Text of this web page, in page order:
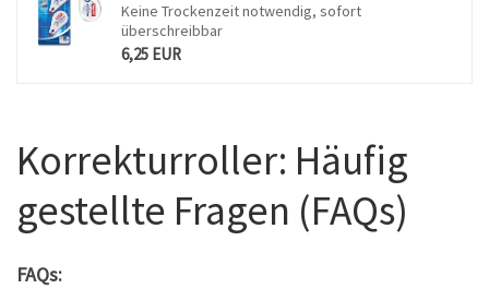
Keine Trockenzeit notwendig, sofort
überschreibbar
6,25 EUR
Korrekturroller: Häufig
gestellte Fragen (FAQs)
FAQs: